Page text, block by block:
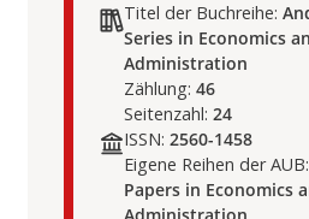
Titel der Buchreihe:
Series in Economics
Administration
Zählung: 46
Seitenzahl: 24
ISSN: 2560-1458
Eigene Reihen der AUB:
Papers in Economics